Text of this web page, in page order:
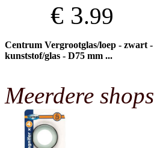
€ 3.99
Centrum Vergrootglas/loep - zwart -
kunststof/glas - D75 mm ...
Meerdere shops